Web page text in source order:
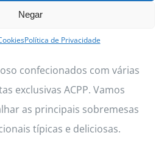
Negar
Política de Privacidade
vasta gama de produtos.
confecionados com várias
exclusivas ACPP. Vamos
as principais sobremesas
típicas e deliciosas.